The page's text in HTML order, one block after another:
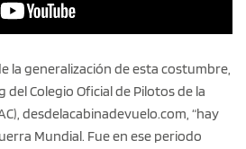
la generalización de esta costumbre,
Colegio Oficial de Pilotos de la
desdelacabinadevuelo.com, “hay
Mundial. Fue en ese periodo